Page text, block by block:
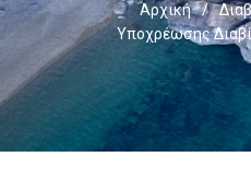
Αρχική /
Υποχρέωσης